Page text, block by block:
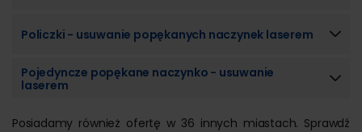
Policzki - usuwanie popękanych naczynek laserem
Pojedyncze popękane naczynko - usuwanie
laserem
Posiadamy również ofertę w 36 innych miastach. Sprawdź